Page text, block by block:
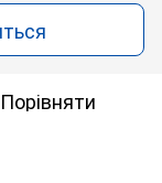
Порівняти